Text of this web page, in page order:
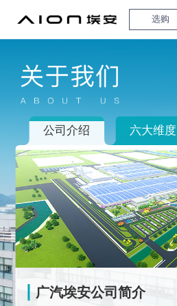
选购
公司介绍 六大维度
广汽埃安公司简介